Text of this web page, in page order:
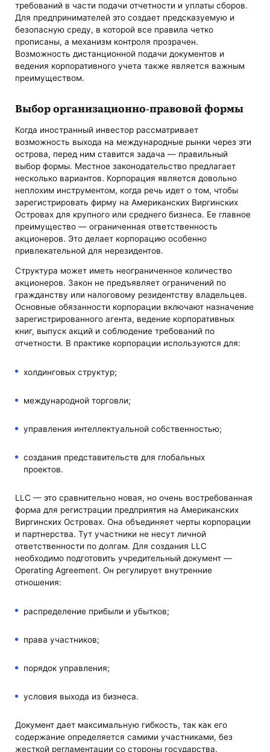
требований в части подачи отчетности и уплаты сборов.
Для предпринимателей это создает предсказуемую и
безопасную среду, в которой все правила четко
прописаны, а механизм контроля прозрачен.
Возможность дистанционной подачи документов и
ведения корпоративного учета также является важным
преимуществом.
Выбор организационно-правовой формы
Когда иностранный инвестор рассматривает
возможность выхода на международные рынки через эти
острова, перед ним ставится задача — правильный
выбор формы. Местное законодательство предлагает
несколько вариантов. Корпорация является довольно
неплохим инструментом, когда речь идет о том, чтобы
зарегистрировать фирму на Американских Виргинских
Островах для крупного или среднего бизнеса. Ее главное
преимущество — ограниченная ответственность
акционеров. Это делает корпорацию особенно
привлекательной для нерезидентов.
Структура может иметь неограниченное количество
акционеров. Закон не предъявляет ограничений по
гражданству или налоговому резидентству владельцев.
Основные обязанности корпорации включают назначение
зарегистрированного агента, ведение корпоративных
книг, выпуск акций и соблюдение требований по
отчетности. В практике корпорации используются для:
холдинговых структур;
международной торговли;
управления интеллектуальной собственностью;
создания представительств для глобальных
проектов.
LLC — это сравнительно новая, но очень востребованная
форма для регистрации предприятия на Американских
Виргинских Островах. Она объединяет черты корпорации
и партнерства. Тут участники не несут личной
ответственности по долгам. Для создания LLC
необходимо подготовить учредительный документ —
Operating Agreement. Он регулирует внутренние
отношения:
распределение прибыли и убытков;
права участников;
порядок управления;
условия выхода из бизнеса.
Документ дает максимальную гибкость, так как его
содержание определяется самими участниками, без
жесткой регламентации со стороны государства.